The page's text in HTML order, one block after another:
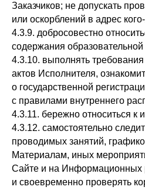
Заказчиков; не допускать
или оскорблений в адрес
4.3.9. добросовестно
содержания
4.3.10. выполнять
актов Исполнителя,
о государственной
с правилами внутреннего
4.3.11. бережно относиться к
4.3.12. самостоятельно
проводимых занятий,
Материалам, иных
Сайте и на Информационных
и своевременно проверять